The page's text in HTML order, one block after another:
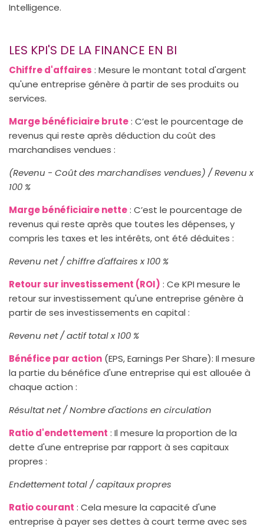
Intelligence.
LES KPI'S DE LA FINANCE EN BI
Chiffre d'affaires : Mesure le montant total d'argent
qu'une entreprise génère à partir de ses produits ou
services.
Marge bénéficiaire brute: C’est le pourcentage de
revenus qui reste après déduction du coût des
marchandises vendues :
(Revenu - Coût des marchandises vendues) / Revenu x
100 %
Marge bénéficiaire nette: C’est le pourcentage de
revenus qui reste après que toutes les dépenses, y
compris les taxes et les intérêts, ont été déduites :
Revenu net / chiffre d'affaires x 100 %
Retour sur investissement (ROI) : Ce KPI mesure le
retour sur investissement qu'une entreprise génère à
partir de ses investissements en capital :
Revenu net / actif total x 100 %
Bénéfice par action (EPS, Earnings Per Share): Il mesure
la partie du bénéfice d'une entreprise qui est allouée à
chaque action :
Résultat net / Nombre d'actions en circulation
Ratio d'endettement : Il mesure la proportion de la
dette d'une entreprise par rapport à ses capitaux
propres :
Endettement total / capitaux propres
Ratio courant : Cela mesure la capacité d'une
entreprise à payer ses dettes à court terme avec ses